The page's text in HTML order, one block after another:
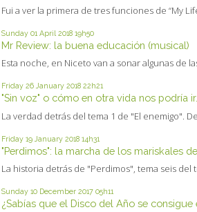
Fui a ver la primera de tres funciones de “My
Sunday 01 April 2018 19h50
Mr Review: la buena educación (musical)
Esta noche, en Niceto van a sonar algunas de
Friday 26 January 2018 22h21
"Sin voz" o cómo en otra vida nos podría ir...
La verdad detrás del tema 1 de "El enemigo". De
Friday 19 January 2018 14h31
"Perdimos": la marcha de los mariskales de
La historia detrás de "Perdimos", tema seis del
Sunday 10 December 2017 05h11
¿Sabías que el Disco del Año se consigue